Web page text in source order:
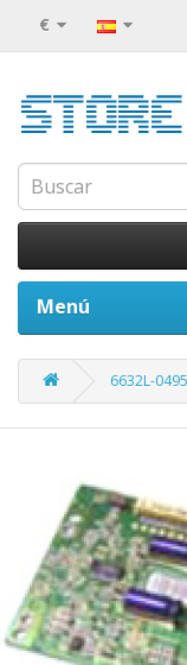
€
Menú
6632L-